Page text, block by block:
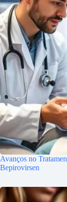
Avanços no
Bepirovirsen